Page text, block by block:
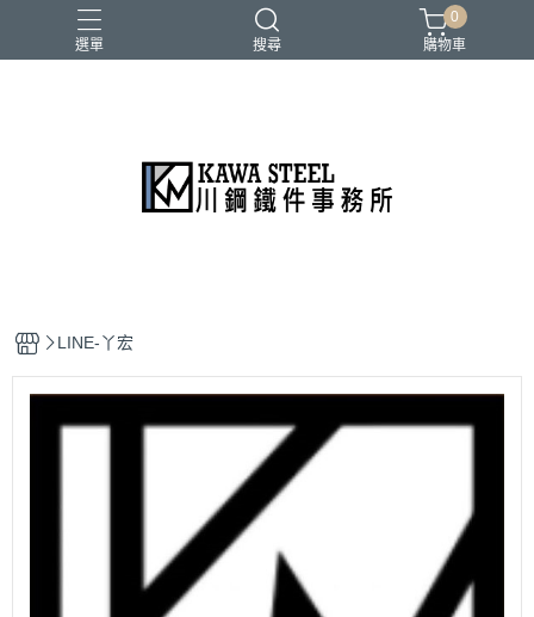
選單 搜尋
二柱／四柱／農夫架
史密斯／ Cable飛鳥高低拉
地雷管／練背下拉配件
槓片／啞鈴／壺鈴
0
購物車
LINE-丫宏